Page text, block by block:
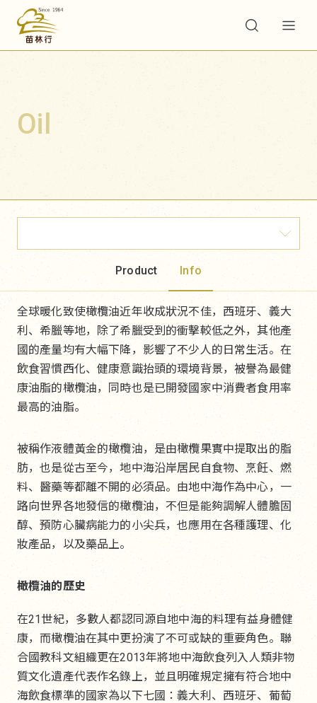
Oil
Product Info
全球暖化致使橄欖油近年收成狀況不佳，西班牙、義大
利、希臘等地，除了希臘受到的衝擊較低之外，其他產
國的產量均有大幅下降，影響了不少人的日常生活。在
飲食習慣西化、健康意識抬頭的環境背景，被譽為最健
康油脂的橄欖油，同時也是已開發國家中消費者食用率
最高的油脂。
被稱作液體黃金的橄欖油，是由橄欖果實中提取出的脂
肪，也是從古至今，地中海沿岸居民自食物、烹飪、燃
料、醫藥等都離不開的必須品。由地中海作為中心，一
路向世界各地發信的橄欖油，不但是能夠調解人體膽固
醇、預防心臟病能力的小尖兵，也應用在各種護理、化
妝產品，以及藥品上。
橄欖油的歷史
在21世紀，多數人都認同源自地中海的料理有益身體健
康，而橄欖油在其中更扮演了不可或缺的重要角色。聯
合國教科文組織更在2013年將地中海飲食列入人類非物
質文化遺產代表作名錄上，並且明確規定擁有符合地中
海飲食標準的國家為以下七國：義大利、西班牙、葡萄